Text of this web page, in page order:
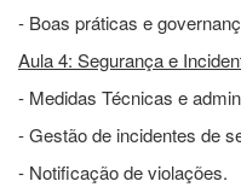
- Boas práticas e
Aula 4: Segurança e
- Medidas Técnicas e
- Gestão de incidentes de
- Notificação de violações.